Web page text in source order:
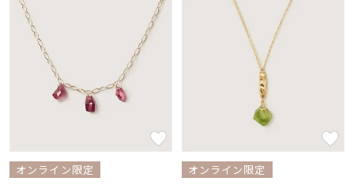
オンライン限定
オンライン限定